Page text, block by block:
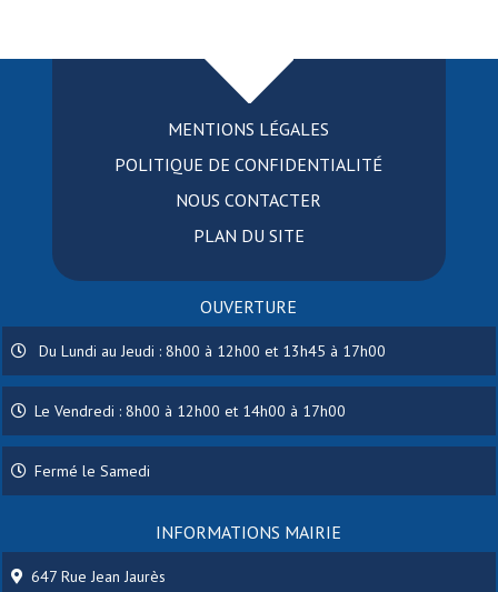
MENTIONS LÉGALES
POLITIQUE DE CONFIDENTIALITÉ
NOUS CONTACTER
PLAN DU SITE
OUVERTURE
Du Lundi au Jeudi : 8h00 à 12h00 et 13h45 à 17h00
Le Vendredi : 8h00 à 12h00 et 14h00 à 17h00
Fermé le Samedi
INFORMATIONS MAIRIE
647 Rue Jean Jaurès